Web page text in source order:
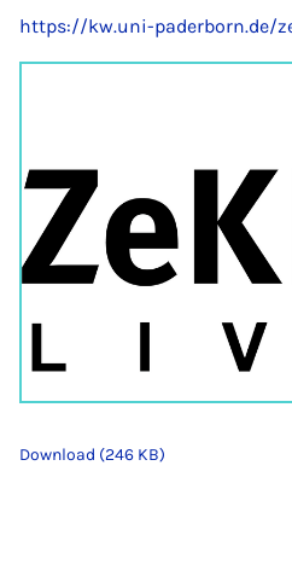
https://kw.uni-paderborn.de/
Download (246 KB)